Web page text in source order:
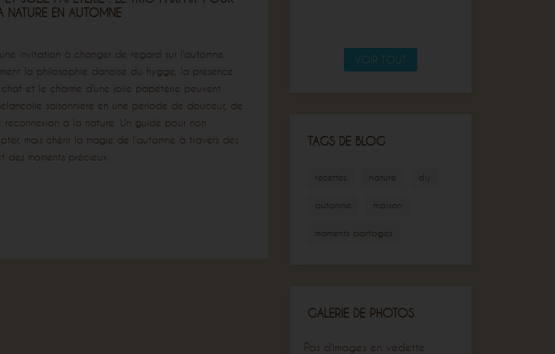
NATURE EN AUTOMNE
invitation à changer de regard sur l'automne.
la philosophie danoise du hygge, la présence
et le charme d'une jolie papeterie peuvent
saisonnière en une période de douceur, de
à la nature. Un guide pour non
mais chérir la magie de l'automne à travers des
des moments précieux.
VOIR TOUT
TAGS DE BLOG
recettes nature diy
automne maison
moments partagés
GALERIE DE PHOTOS
Pas d'images en vedette